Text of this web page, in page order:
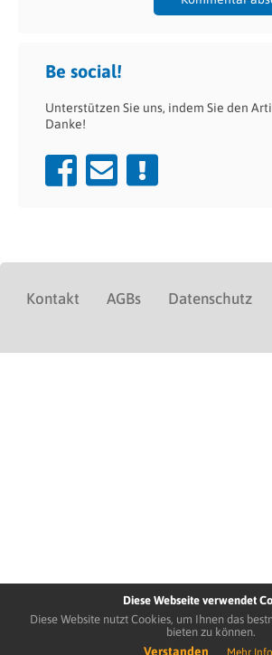
Be social!
Unterstützen Sie uns, indem Sie den
Danke!
Kontakt AGBs Datenschutz
Diese Webseite verwendet
Diese Website nutzt Cookies, um Ihnen das
bieten zu können.
Verstanden Mehr